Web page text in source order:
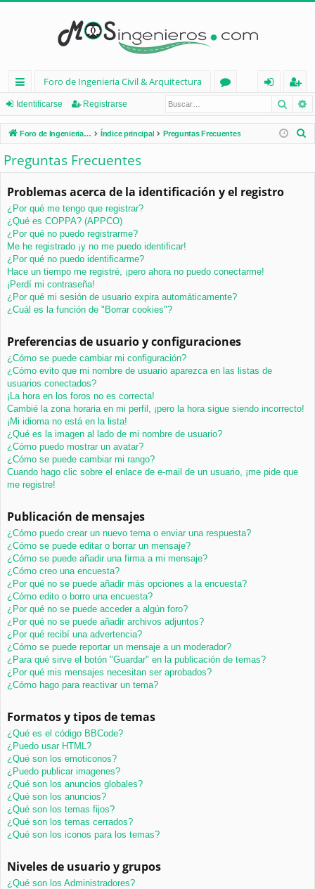
nl
ac
es
rá
pi
d
os
Foro de Ingenieria Civil & Arquitectura
os
nt
ifi
rs
eg
ist
ra
Identificarse Registrarse
Foro de Ingenieria Civil & Arquitectura Índice principal Preguntas Frecuentes
Preguntas Frecuentes
Problemas acerca de la identificación y el registro
¿Por qué me tengo que registrar?
¿Qué es COPPA? (APPCO)
¿Por qué no puedo registrarme?
Me he registrado ¡y no me puedo identificar!
¿Por qué no puedo identificarme?
Hace un tiempo me registré, ¡pero ahora no puedo conectarme!
¡Perdí mi contraseña!
¿Por qué mi sesión de usuario expira automáticamente?
¿Cuál es la función de "Borrar cookies"?
Preferencias de usuario y configuraciones
¿Cómo se puede cambiar mi configuración?
¿Cómo evito que mi nombre de usuario aparezca en las listas de
usuarios conectados?
¡La hora en los foros no es correcta!
Cambié la zona horaria en mi perfil, ¡pero la hora sigue siendo incorrecto!
¡Mi idioma no está en la lista!
¿Qué es la imagen al lado de mi nombre de usuario?
¿Cómo puedo mostrar un avatar?
¿Cómo se puede cambiar mi rango?
Cuando hago clic sobre el enlace de e-mail de un usuario, ¡me pide que
me registre!
Publicación de mensajes
¿Cómo puedo crear un nuevo tema o enviar una respuesta?
¿Cómo se puede editar o borrar un mensaje?
¿Cómo se puede añadir una firma a mi mensaje?
¿Cómo creo una encuesta?
¿Por qué no se puede añadir más opciones a la encuesta?
¿Cómo edito o borro una encuesta?
¿Por qué no se puede acceder a algún foro?
¿Por qué no se puede añadir archivos adjuntos?
¿Por qué recibí una advertencia?
¿Cómo se puede reportar un mensaje a un moderador?
¿Para qué sirve el botón "Guardar" en la publicación de temas?
¿Por qué mis mensajes necesitan ser aprobados?
¿Cómo hago para reactivar un tema?
Formatos y tipos de temas
¿Qué es el código BBCode?
¿Puedo usar HTML?
¿Qué son los emoticonos?
¿Puedo publicar imagenes?
¿Qué son los anuncios globales?
¿Qué son los anuncios?
¿Qué son los temas fijos?
¿Qué son los temas cerrados?
¿Qué son los iconos para los temas?
Niveles de usuario y grupos
¿Qué son los Administradores?